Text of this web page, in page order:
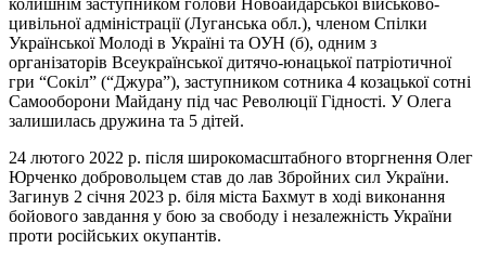
колишнім заступником голови Новоайдарської військово-
цивільної адміністрації (Луганська обл.), членом Спілки
Української Молоді в Україні та ОУН (б), одним з
організаторів Всеукраїнської дитячо-юнацької патріотичної
гри “Сокіл” (“Джура”), заступником сотника 4 козацької сотні
Самооборони Майдану під час Революції Гідності. У Олега
залишилась дружина та 5 дітей.
24 лютого 2022 р. після широкомасштабного вторгнення Олег
Юрченко добровольцем став до лав Збройних сил України.
Загинув 2 січня 2023 р. біля міста Бахмут в ході виконання
бойового завдання у бою за свободу і незалежність України
проти російських окупантів.